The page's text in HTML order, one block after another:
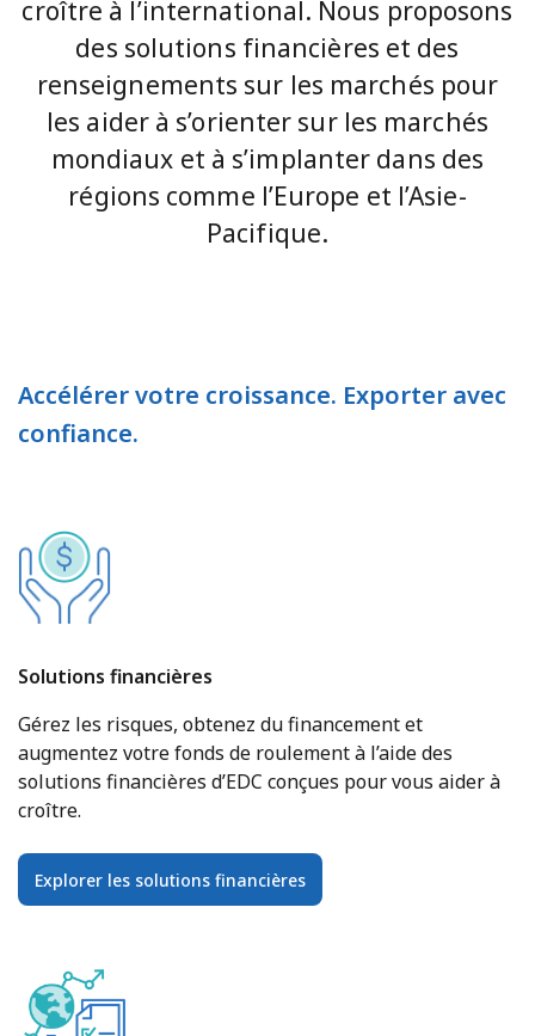
croître à l’international. Nous proposons
des solutions financières et des
renseignements sur les marchés pour
les aider à s’orienter sur les marchés
mondiaux et à s’implanter dans des
régions comme l’Europe et l’Asie-
Pacifique.
Accélérer votre croissance. Exporter avec
confiance.
Solutions financières
Gérez les risques, obtenez du financement et
augmentez votre fonds de roulement à l’aide des
solutions financières d’EDC conçues pour vous aider à
croître.
Explorer les solutions financières